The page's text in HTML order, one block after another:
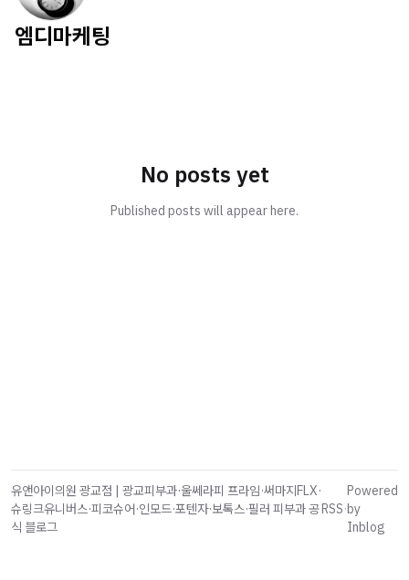
엠디마케팅
No posts yet
Published posts will appear here.
유앤아이의원 광교점 | 광교피부과·울쎄라피 프라임·써마지FLX·
슈링크유니버스·피코슈어·인모드·포텐자·보톡스·필러 피부과 공
식 블로그
RSS·
Powered
by
Inblog